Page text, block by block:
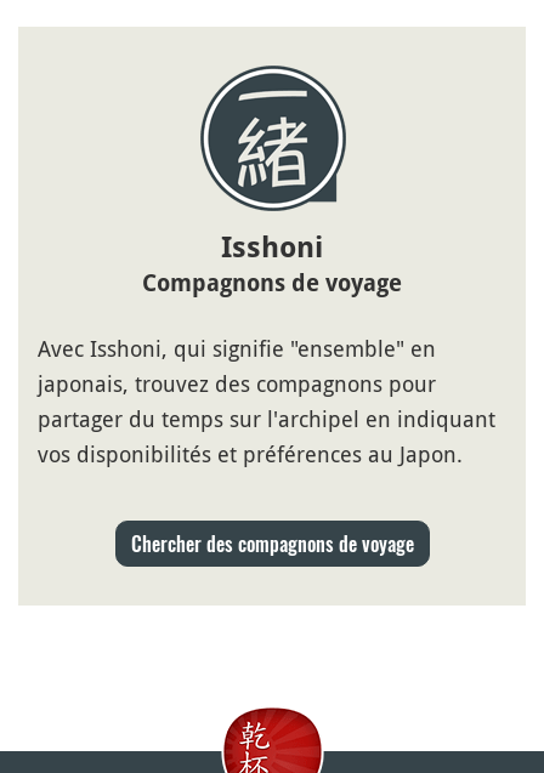
Isshoni
Compagnons de voyage
Avec Isshoni, qui signifie "ensemble" en
japonais, trouvez des compagnons pour
partager du temps sur l'archipel en indiquant
vos disponibilités et préférences au Japon.
Chercher des compagnons de voyage